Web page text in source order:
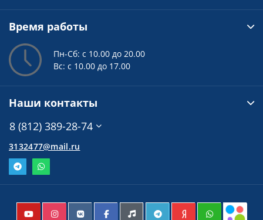
Время работы
Пн-Сб: с 10.00 до 20.00
Вс: с 10.00 до 17.00
Наши контакты
8 (812) 389-28-74
3132477@mail.ru